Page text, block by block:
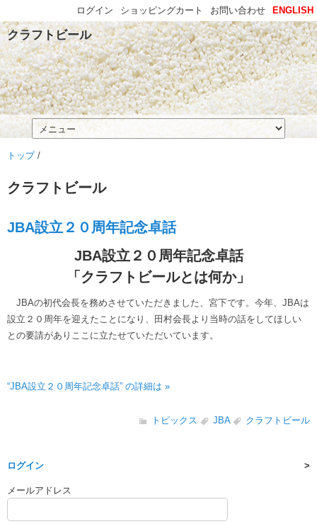
クラフトビール
トップ/
クラフトビール
JBA設立２０周年記念卓話
JBA設立２０周年記念卓話
「クラフトビールとは何か」
JBAの初代会長を務めさせていただきました、宮下です。今年、JBAは
設立２０周年を迎えたことになり、田村会長より当時の話をしてほしい
との要請がありここに立たせていただいています。
“JBA設立２０周年記念卓話” の詳細は »
トピックス JBA クラフトビール
ログイン
メールアドレス
ENGLISH
お問い合わせ
ショッピングカート
ログイン